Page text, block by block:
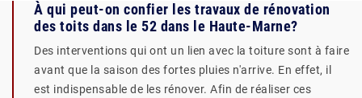
À qui peut-on confier les travaux de rénovation
des toits dans le 52 dans le Haute-Marne?
Des interventions qui ont un lien avec la toiture sont à faire
avant que la saison des fortes pluies n'arrive. En effet, il
est indispensable de les rénover. Afin de réaliser ces